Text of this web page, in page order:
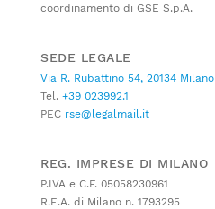
coordinamento di GSE S.p.A.
SEDE LEGALE
Via R. Rubattino 54, 20134 Milano
Tel. +39 023992.1
PEC rse@legalmail.it
REG. IMPRESE DI MILANO
P.IVA e C.F. 05058230961
R.E.A. di Milano n. 1793295